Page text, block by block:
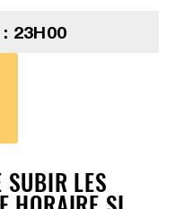
23H00
SUBIR LES